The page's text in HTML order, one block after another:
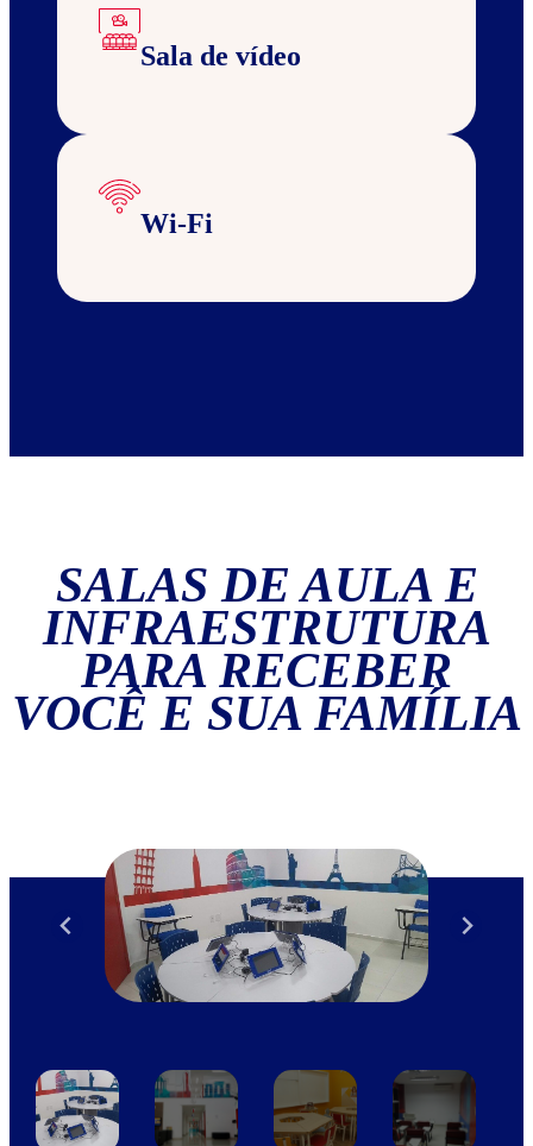
Sala de vídeo
Wi-Fi
SALAS DE AULA E
INFRAESTRUTURA
PARA RECEBER
VOCÊ E SUA FAMÍLIA